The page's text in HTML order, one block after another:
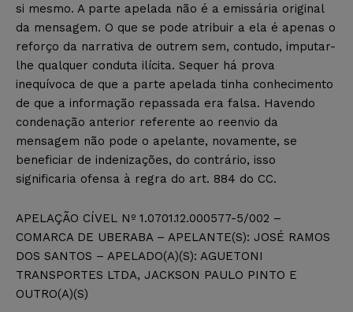
si mesmo. A parte apelada não é a emissária original
da mensagem. O que se pode atribuir a ela é apenas o
reforço da narrativa de outrem sem, contudo, imputar-
lhe qualquer conduta ilícita. Sequer há prova
inequívoca de que a parte apelada tinha conhecimento
de que a informação repassada era falsa. Havendo
condenação anterior referente ao reenvio da
mensagem não pode o apelante, novamente, se
beneficiar de indenizações, do contrário, isso
significaria ofensa à regra do art. 884 do CC.
APELAÇÃO CÍVEL Nº 1.0701.12.000577-5/002 –
COMARCA DE UBERABA – APELANTE(S): JOSÉ RAMOS
DOS SANTOS – APELADO(A)(S): AGUETONI
TRANSPORTES LTDA, JACKSON PAULO PINTO E
OUTRO(A)(S)